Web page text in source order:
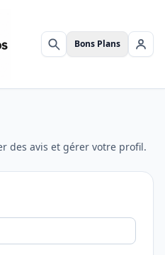
Rechercher
Bons Plans Se
des avis et gérer votre profil.